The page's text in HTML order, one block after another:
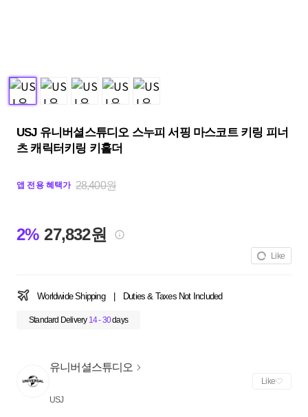
USJ 유니버셜스튜디오 스누피 서핑 마스코트 키링 피너
츠 캐릭터키링 키홀더
앱 전용 혜택가 28,400원
2% 27,832원
Like
Worldwide Shipping Duties & Taxes Not Included
Standard Delivery 14 - 30days
유니버셜스튜디오
USJ
Like